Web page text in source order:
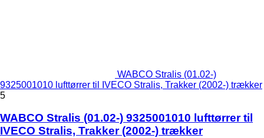
WABCO Stralis (01.02-)
9325001010 lufttørrer til IVECO Stralis, Trakker (2002-) trækker
5
WABCO Stralis (01.02-) 9325001010 lufttørrer til
IVECO Stralis, Trakker (2002-) trækker